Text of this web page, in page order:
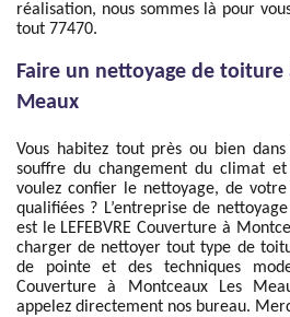
réalisation, nous sommes là pour
tout 77470.
Faire un nettoyage de toiture
Meaux
Vous habitez tout près ou bien
souffre du changement du climat
voulez confier le nettoyage, de
qualifiées ? L’entreprise de
est le LEFEBVRE Couverture à
charger de nettoyer tout type de
de pointe et des techniques
Couverture à Montceaux Les
appelez directement nos bureau.